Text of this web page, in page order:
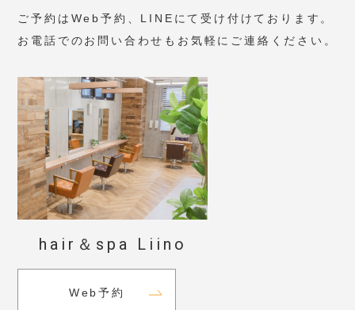
ご予約はWeb予約、LINEにて受け付けております。
お電話でのお問い合わせもお気軽にご連絡ください。
hair＆spa Liino
Web予約